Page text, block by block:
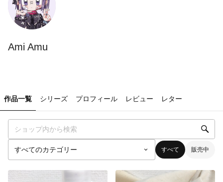
Ami Amu
作品一覧 シリーズ プロフィール レビュー レター
すべて 販売中